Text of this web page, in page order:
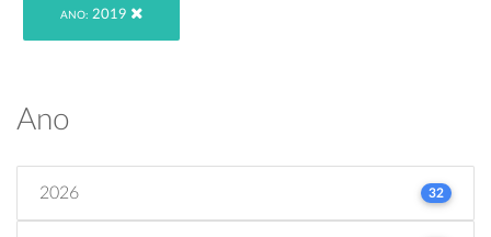
ANO: 2019
Ano
2026 32